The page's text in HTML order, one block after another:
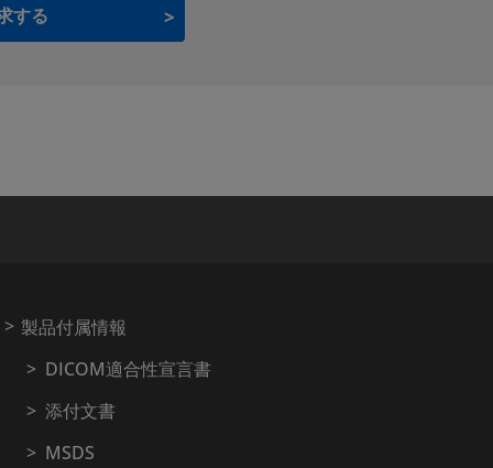
する
製品付属情報
DICOM適合性宣言書
添付文書
MSDS